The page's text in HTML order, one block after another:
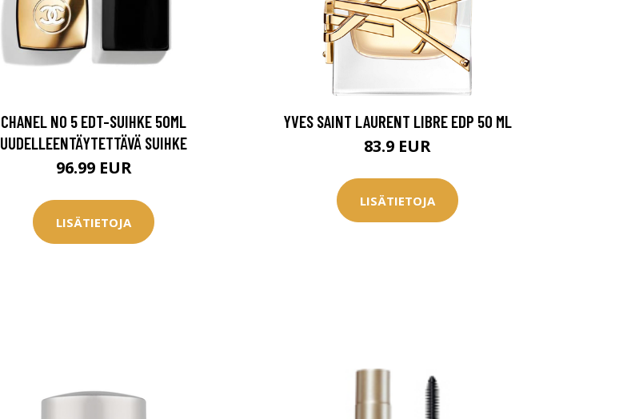
CHANEL NO 5 EDT-SUIHKE 50ML
UUDELLEENTÄYTETTÄVÄ SUIHKE
96.99 EUR
LISÄTIETOJA
YVES SAINT LAURENT LIBRE EDP 50 ML
83.9 EUR
LISÄTIETOJA